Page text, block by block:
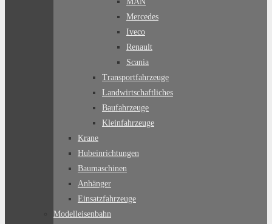
Mercedes
Iveco
Renault
Scania
Transportfahrzeuge
Landwirtschaftliches
Baufahrzeuge
Kleinfahrzeuge
Krane
Hubeinrichtungen
Baumaschinen
Anhänger
Einsatzfahrzeuge
Modelleisenbahn